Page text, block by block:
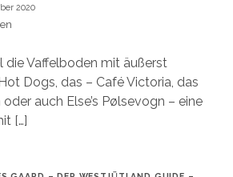
2020
die Vaffelboden mit äußerst
Dogs, das – Café Victoria, das
auch Else’s Pølsevogn – eine
[…]